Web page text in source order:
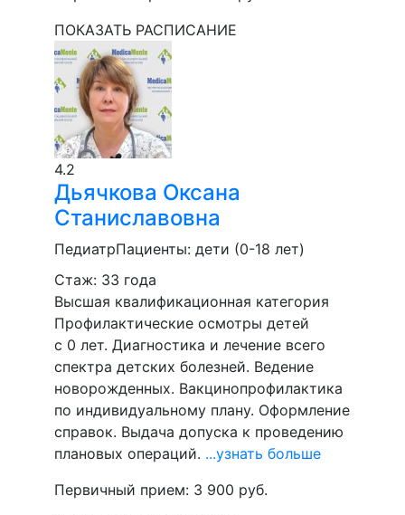
ПОКАЗАТЬ РАСПИСАНИЕ
4.2
Дьячкова Оксана
Станиславовна
ПедиатрПациенты: дети (0-18 лет)
Стаж: 33 года
Высшая квалификационная категория
Профилактические осмотры детей
с 0 лет. Диагностика и лечение всего
спектра детских болезней. Ведение
новорожденных. Вакцинопрофилактика
по индивидуальному плану. Оформление
справок. Выдача допуска к проведению
плановых операций. ...узнать больше
Первичный прием: 3 900 руб.